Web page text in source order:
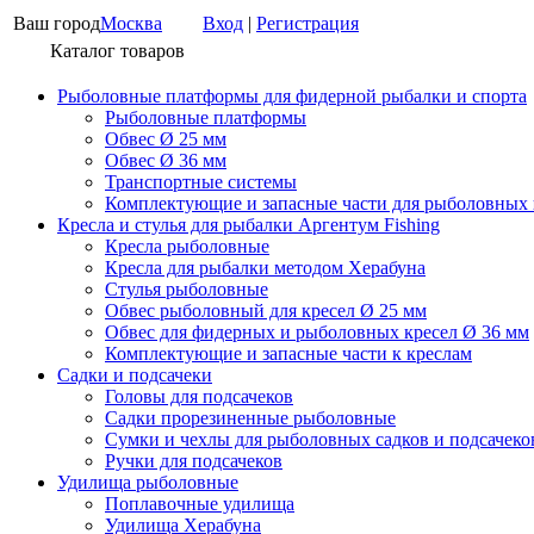
Ваш городМосква Вход | Регистрация
Каталог товаров
Рыболовные платформы для фидерной рыбалки и спорта
Рыболовные платформы
Обвес Ø 25 мм
Обвес Ø 36 мм
Транспортные системы
Комплектующие и запасные части для рыболовных
Кресла и стулья для рыбалки Аргентум Fishing
Кресла рыболовные
Кресла для рыбалки методом Херабуна
Стулья рыболовные
Обвес рыболовный для кресел Ø 25 мм
Обвес для фидерных и рыболовных кресел Ø 36 мм
Комплектующие и запасные части к креслам
Садки и подсачеки
Головы для подсачеков
Садки прорезиненные рыболовные
Сумки и чехлы для рыболовных садков и
Ручки для подсачеков
Удилища рыболовные
Поплавочные удилища
Удилища Херабуна